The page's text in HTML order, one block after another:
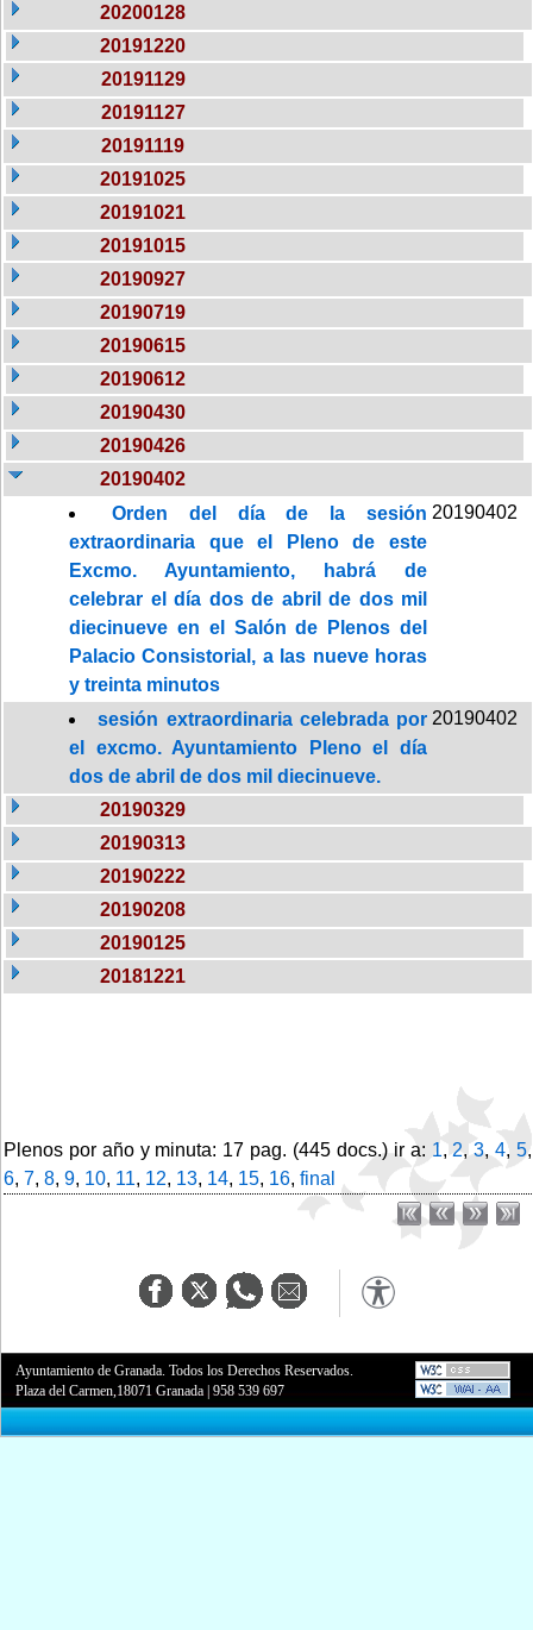
20200128
20191220
20191129
20191127
20191119
20191025
20191021
20191015
20190927
20190719
20190615
20190612
20190430
20190426
20190402
Orden del día de la sesión
extraordinaria que el Pleno de este
Excmo. Ayuntamiento, habrá de
celebrar el día dos de abril de dos mil
diecinueve en el Salón de Plenos del
Palacio Consistorial, a las nueve horas
y treinta minutos
20190402
sesión extraordinaria celebrada por
el excmo. Ayuntamiento Pleno el día
dos de abril de dos mil diecinueve.
20190402
20190329
20190313
20190222
20190208
20190125
20181221
Plenos por año y minuta: 17 pag. (445 docs.) ir a: 1,2,3,4,5,
6, 7, 8, 9, 10, 11, 12, 13, 14, 15, 16, final
Ayuntamiento de Granada. Todos los Derechos Reservados.
Plaza del Carmen,18071 Granada |958 539 697